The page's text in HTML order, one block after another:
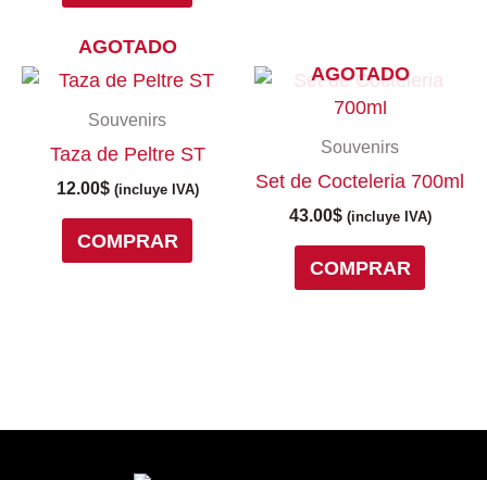
pueden
la
de
producto
AGOTADO
Souvenirs
Taza de Peltre ST
12.00$ (incluye IVA)
COMPRAR
AGOTADO
Souvenirs
Set de Cocteleria 700ml
43.00$ (incluye IVA)
COMPRAR